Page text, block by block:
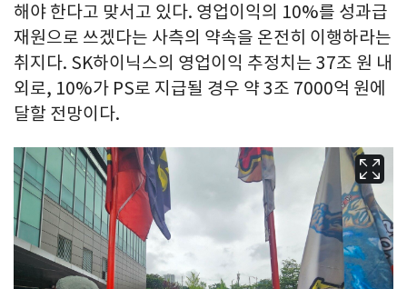
해야 한다고 맞서고 있다. 영업이익의 10%를 성과급
재원으로 쓰겠다는 사측의 약속을 온전히 이행하라는
취지다. SK하이닉스의 영업이익 추정치는 37조 원 내
외로, 10%가 PS로 지급될 경우 약 3조 7000억 원에
달할 전망이다.